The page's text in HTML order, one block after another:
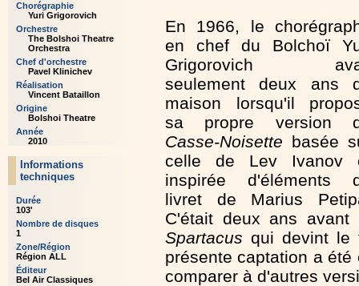
Chorégraphie
Yuri Grigorovich
Orchestre
The Bolshoi Theatre
Orchestra
Chef d'orchestre
Pavel Klinichev
Réalisation
Vincent Bataillon
Origine
Bolshoi Theatre
Année
2010
Informations
techniques
Durée
103'
Nombre de disques
1
Zone/Région
Région ALL
Éditeur
Bel Air Classiques
En 1966, le
en chef du Bolchoï
Grigorovich
seulement deux ans
maison lorsqu'il
sa propre version
Casse-Noisette basée
celle de Lev Ivanov
inspirée d'éléments
livret de Marius
C'était deux ans avant
Spartacus qui devint le
présente captation a
comparer à d'autres